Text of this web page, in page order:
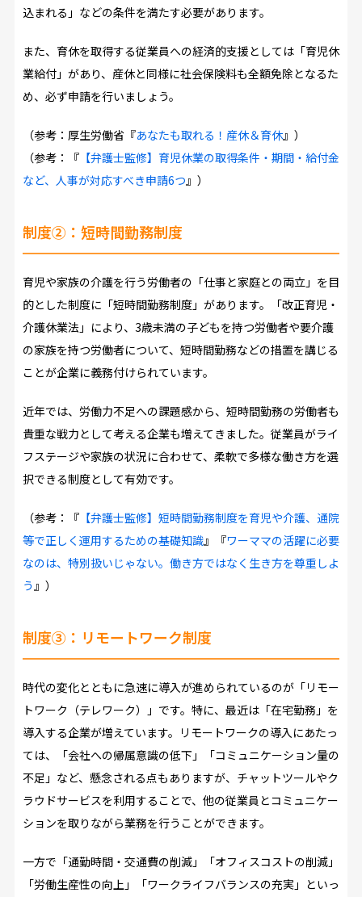
込まれる」などの条件を満たす必要があります。
また、育休を取得する従業員への経済的支援としては「育児休
業給付」があり、産休と同様に社会保険料も全額免除となるた
め、必ず申請を行いましょう。
（参考：厚生労働省『あなたも取れる！産休＆育休』）
（参考：『【弁護士監修】育児休業の取得条件・期間・給付金
など、人事が対応すべき申請6つ 』）
制度②：短時間勤務制度
育児や家族の介護を行う労働者の「仕事と家庭との両立」を目
的とした制度に「短時間勤務制度」があります。「改正育児・
介護休業法」により、3歳未満の子どもを持つ労働者や要介護
の家族を持つ労働者について、短時間勤務などの措置を講じる
ことが企業に義務付けられています。
近年では、労働力不足への課題感から、短時間勤務の労働者も
貴重な戦力として考える企業も増えてきました。従業員がライ
フステージや家族の状況に合わせて、柔軟で多様な働き方を選
択できる制度として有効です。
（参考：『【弁護士監修】短時間勤務制度を育児や介護、通院
等で正しく運用するための基礎知識』『ワーママの活躍に必要
なのは、特別扱いじゃない。働き方ではなく生き方を尊重しよ
う 』）
制度③：リモートワーク制度
時代の変化とともに急速に導入が進められているのが「リモー
トワーク（テレワーク）」です。特に、最近は「在宅勤務」を
導入する企業が増えています。リモートワークの導入にあたっ
ては、「会社への帰属意識の低下」「コミュニケーション量の
不足」など、懸念される点もありますが、チャットツールやク
ラウドサービスを利用することで、他の従業員とコミュニケー
ションを取りながら業務を行うことができます。
一方で「通勤時間・交通費の削減」「オフィスコストの削減」
「労働生産性の向上」「ワークライフバランスの充実」といっ